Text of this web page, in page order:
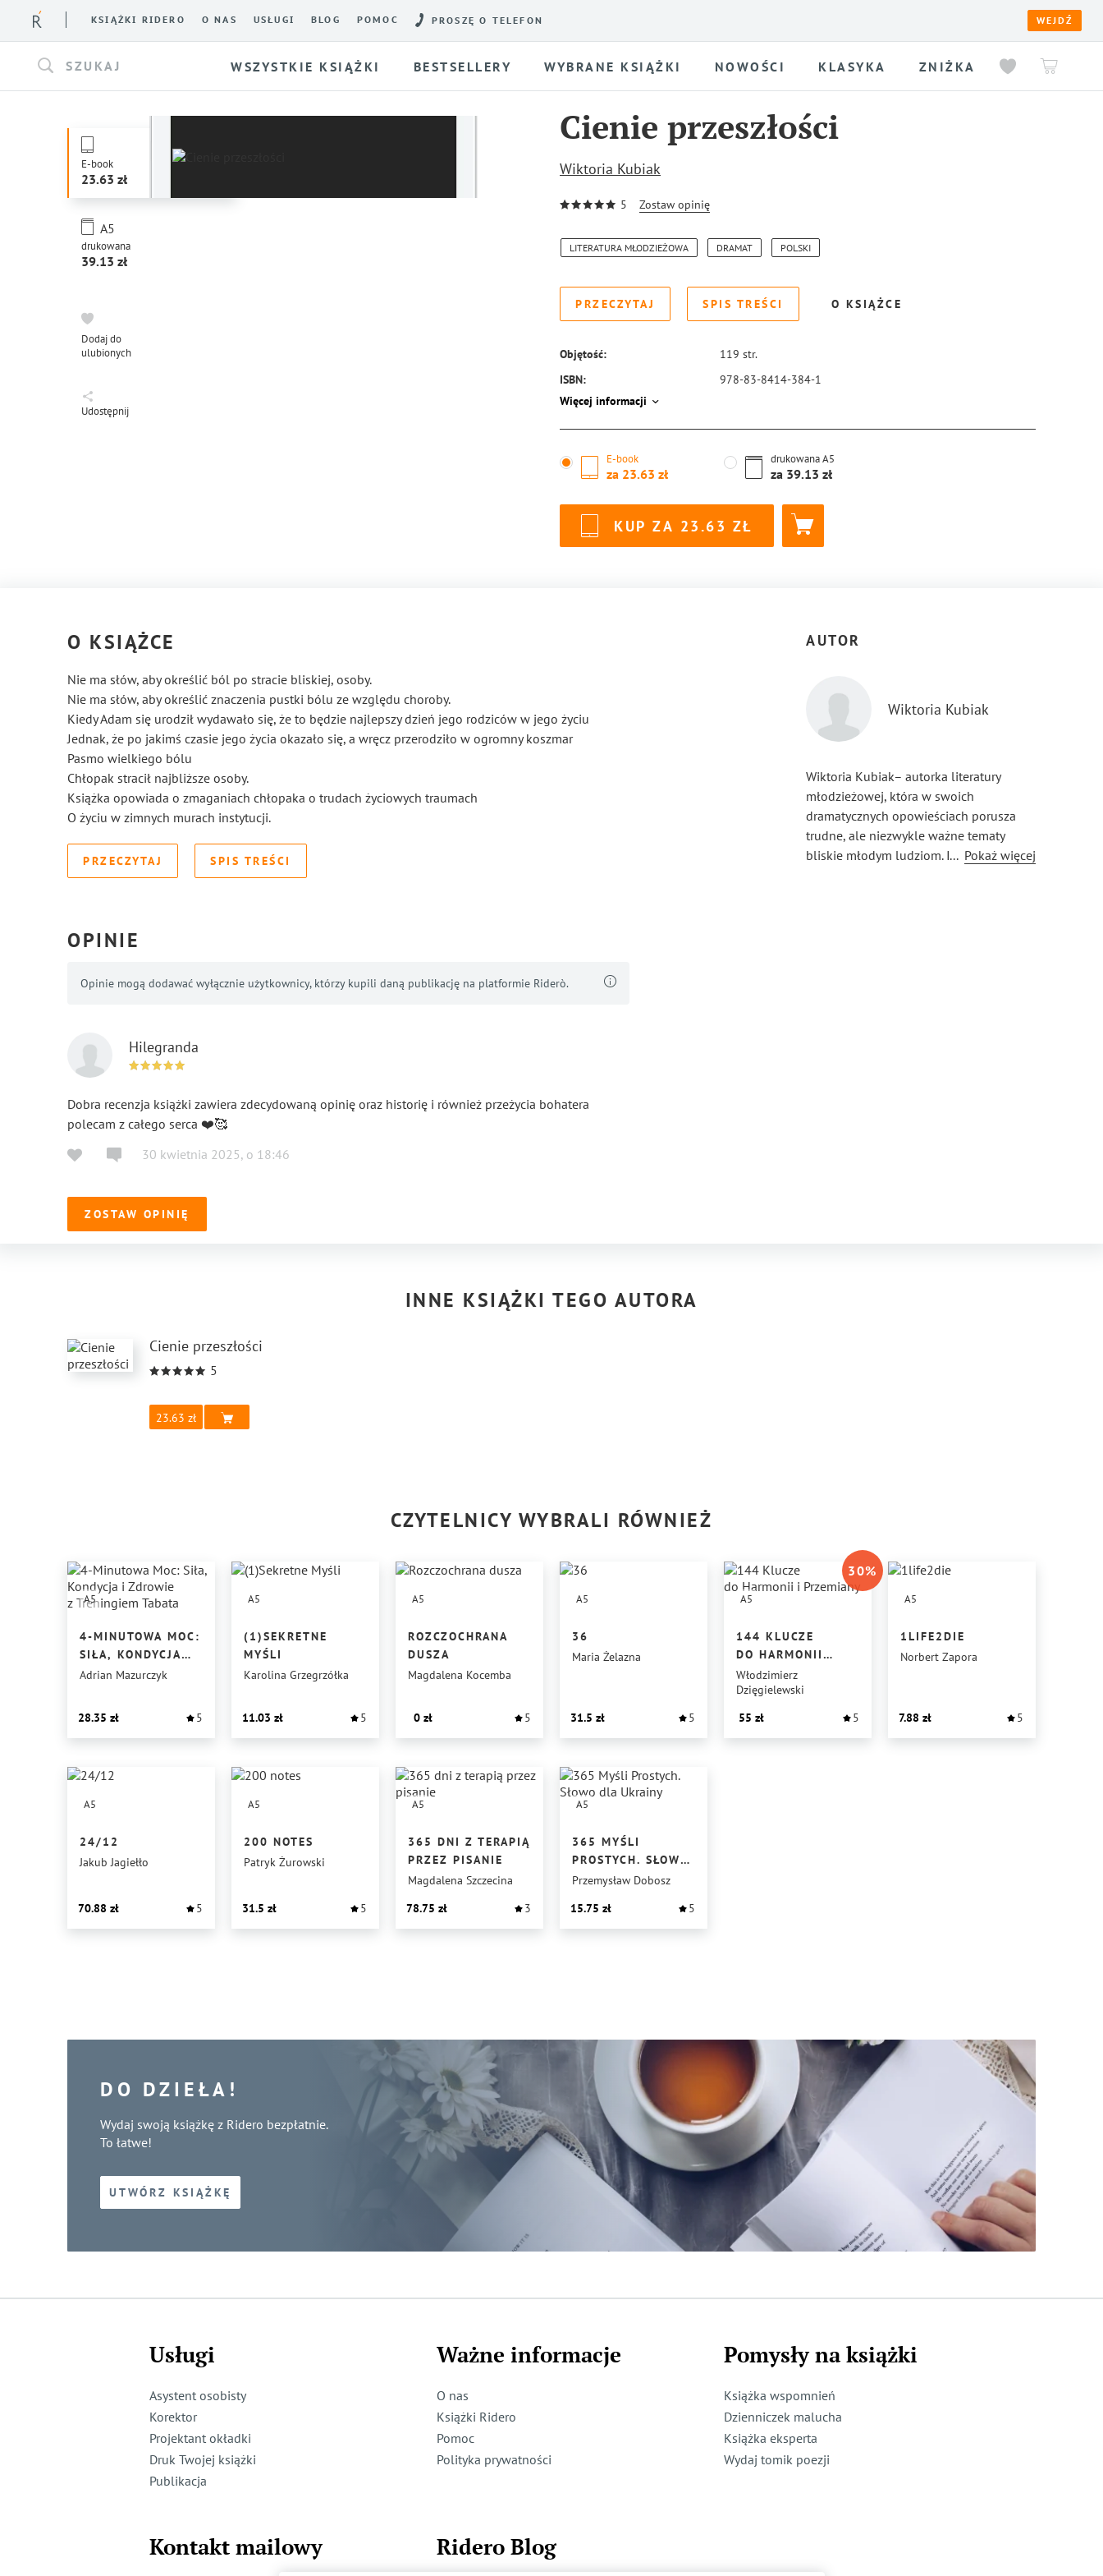
KSIĄŻKI RIDERO O NAS USŁUGI BLOG POMOC PROSZĘ O TELEFON WEJDŹ
SZUKAJ WSZYSTKIE KSIĄŻKI BESTSELLERY WYBRANE KSIĄŻKI NOWOŚCI KLASYKA ZNIŻKA
E-book
23.63
drukowana
A5
39.13
Dodaj do
ulubionych
Udostępnij
Сienie przeszłości
Wiktoria Kubiak
5 Zostaw opinię
LITERATURA MŁODZIEŻOWA DRAMAT POLSKI
PRZECZYTAJ SPIS TREŚCI O KSIĄŻCE
Objętość: 119 str.
ISBN:
978-83-8414-384-1
Więcej informacji
E-book
za 23.63
drukowanaA5
za 39.13
KUP ZA 23.63
O KSIĄŻCE
Nie ma słów, aby określić ból po stracie bliskiej, osoby.
Nie ma słów, aby określić znaczenia pustki bólu ze względu choroby.
Kiedy Adam się urodził wydawało się, że to będzie najlepszy dzień jego rodziców w jego życiu
Jednak, że po jakimś czasie jego życia okazało się, a wręcz przerodziło w ogromny koszmar
Pasmo wielkiego bólu
Chłopak stracił najbliższe osoby.
Książka opowiada o zmaganiach chłopaka o trudach życiowych traumach
O życiu w zimnych murach instytucji.
PRZECZYTAJ SPIS TREŚCI
OPINIE
Opinie mogą dodawać wyłącznie użytkownicy, którzy kupili daną publikację na platformie Riderò.
Hilegranda
Dobra recenzja książki zawiera zdecydowaną opinię oraz historię i również przeżycia bohatera
polecam z całego serca ❤️🥰
30 kwietnia 2025, o 18:46
ZOSTAW OPINIĘ
AUTOR
Wiktoria Kubiak
Wiktoria Kubiak– autorka literatury
młodzieżowej, która w swoich
dramatycznych opowieściach porusza
trudne, ale niezwykle ważne tematy
bliskie młodym ludziom. Inspiracją
... Pokaż więcej
INNE KSIĄŻKI TEGO AUTORA
Сienie przeszłości
5
23.63
CZYTELNICY WYBRALI RÓWNIEŻ
A5
4-MINUTOWA MOC:
SIŁA, KONDYCJA
I ZDROWIE
Adrian Mazurczyk
28.35 5
A5
(1)SEKRETNE
MYŚLI
Karolina Grzegrzółka
11.03 5
A5
ROZCZOCHRANA
DUSZA
Magdalena Kocemba
0 5
A5
36
Maria Żelazna
31.5 5
A5
30%
144 KLUCZE
DO HARMONII
I PRZEMIANY
Włodzimierz
Dzięgielewski
55
5
A5
1LIFE2DIE
Norbert Zapora
7.88 5
A5
24/12
Jakub Jagiełło
70.88 5
A5
200 NOTES
Patryk Żurowski
31.5 5
A5
365 DNI Z TERAPIĄ
PRZEZ PISANIE
Magdalena Szczecina
78.75
3
A5
365 MYŚLI
PROSTYCH. SŁOWO
DLA UKRAINY
Przemysław Dobosz
15.75
5
DO DZIEŁA!
Wydaj swoją książkę z Ridero bezpłatnie.
To łatwe!
UTWÓRZ KSIĄŻKĘ
Usługi
Asystent osobisty
Korektor
Projektant okładki
Druk Twojej książki
Publikacja
Ważne informacje
O nas
Książki Ridero
Pomoc
Polityka prywatności
Pomysły na książki
Książka wspomnień
Dzienniczek malucha
Książka eksperta
Wydaj tomik poezji
Kontakt mailowy Ridero Blog